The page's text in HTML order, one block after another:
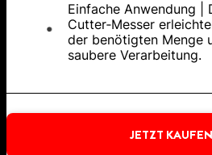
Einfache Anwendung |
Cutter‑Messer
der benötigten Menge
saubere Verarbeitung.
JETZT KAUFEN